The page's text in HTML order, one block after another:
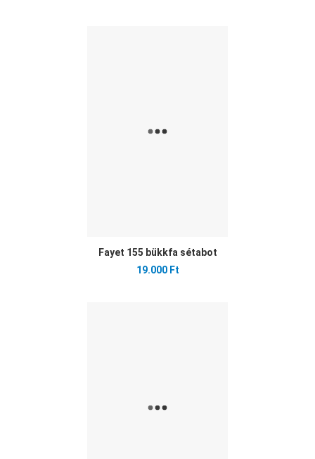
Fayet 155 bükkfa sétabot
19.000 Ft